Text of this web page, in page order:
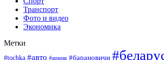
Транспорт
Фото и видео
Экономика
Метки
#tochka #авто #армия #барановичи